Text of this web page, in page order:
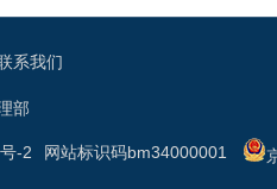
系我们
部
网站标识码bm34000001
-2